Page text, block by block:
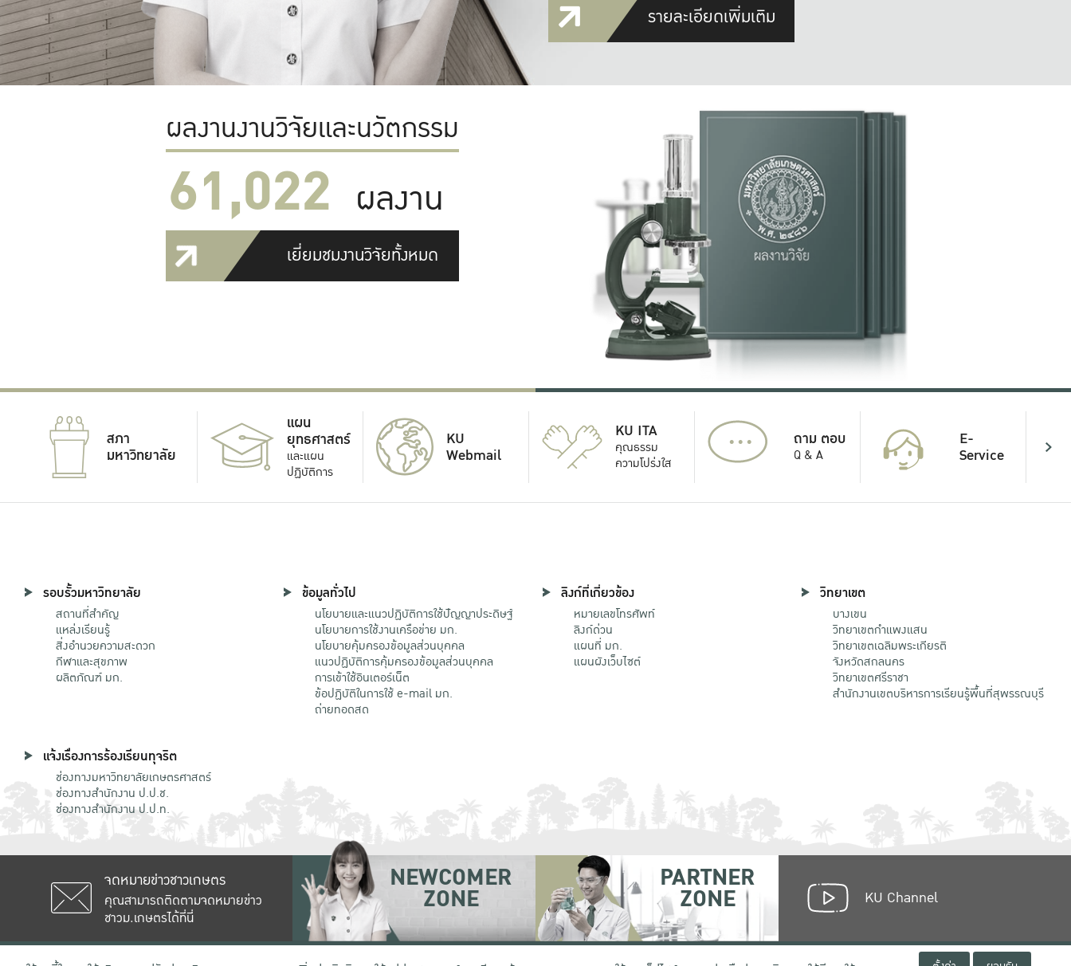
รายละเอียดเพิ่มเติม
ผลงานงานวิจัยและนวัตกรรม
61,022 ผลงาน
เยี่ยมชมงานวิจัยทั้งหมด
สภา
มหาวิทยาลัย
แผน
ยุทธศาสตร์
และแผน
ปฏิบัติการ
KU
Webmail
KU ITA
คุณธรรม
ความโปร่งใส
... ถาม ตอบ
Q & A
E-
Service
รอบรั้วมหาวิทยาลัย
สถานที่สำคัญ
แหล่งเรียนรู้
สิ่งอำนวยความสะดวก
กีฬาและสุขภาพ
ผลิตภัณฑ์ มก.
ข้อมูลทั่วไป
นโยบายและแนวปฏิบัติการใช้ปัญญาประดิษฐ์
นโยบายการใช้งานเครือข่าย มก.
นโยบายคุ้มครองข้อมูลส่วนบุคคล
แนวปฏิบัติการคุ้มครองข้อมูลส่วนบุคคล
การเข้าใช้อินเตอร์เน็ต
ข้อปฏิบัติในการใช้ e-mail มก.
ถ่ายทอดสด
ลิงก์ที่เกี่ยวข้อง
หมายเลขโทรศัพท์
ลิงก์ด่วน
แผนที่ มก.
แผนผังเว็บไซต์
วิทยาเขต
บางเขน
วิทยาเขตกําแพงแสน
วิทยาเขตเฉลิมพระเกียรติ
จังหวัดสกลนคร
วิทยาเขตศรีราชา
สำนักงานเขตบริหารการเรียนรู้พื้นที่สุพรรณบุรี
แจ้งเรื่องการร้องเรียนทุจริต
ช่องทางมหาวิทยาลัยเกษตรศาสตร์
ช่องทางสำนักงาน ป.ป.ช.
ช่องทางสำนักงาน ป.ป.ท.
จดหมายข่าวชาวเกษตร
คุณสามารถติดตามจดหมายข่าว
ชาวม.เกษตรได้ที่นี่
NEWCOMER
ZONE
PARTNER
ZONE KU Channel